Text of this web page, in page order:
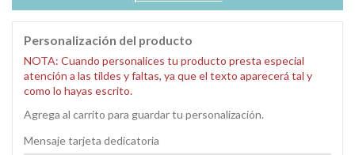
Personalización del producto
NOTA: Cuando personalices tu producto presta especial
atención a las tildes y faltas, ya que el texto aparecerá tal y
como lo hayas escrito.
Agrega al carrito para guardar tu personalización.
Mensaje tarjeta dedicatoria